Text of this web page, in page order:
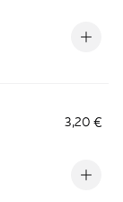
3,20 €